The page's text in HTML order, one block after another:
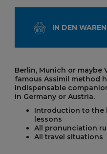
IN DEN
Berlin, Munich or maybe
famous Assimil method
indispensable
in Germany or Austria.
Introduction to the
lessons
All pronunciation
All travel situations